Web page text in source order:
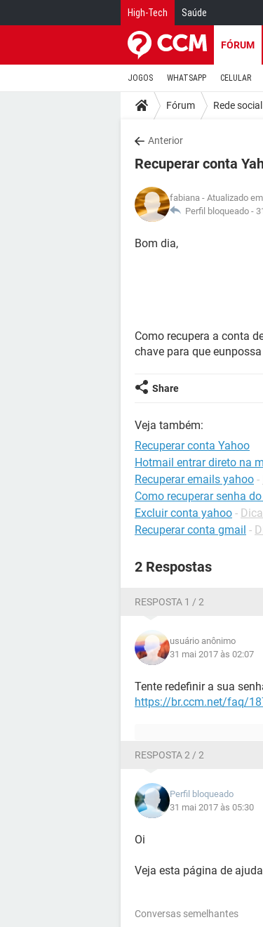
High-Tech Saúde
FÓRUM
JOGOS WHATSAPP CELULAR
Fórum Rede social
Anterior
Recuperar conta
fabiana - Atualizado
Perfil bloqueado -
Bom dia,
Como recupera a conta
chave para que
Share
Veja também:
Recuperar conta Yahoo
Hotmail entrar direto na
Recuperar emails yahoo -
Como recuperar senha
Excluir conta yahoo -
Recuperar conta gmail -
2 Respostas
RESPOSTA 1 / 2
usuário anônimo
31 mai 2017 às 02:07
Tente redefinir a sua
https://br.ccm.net/faq/
RESPOSTA 2 / 2
Perfil bloqueado
31 mai 2017 às 05:30
Oi
Veja esta página de
Conversas semelhantes